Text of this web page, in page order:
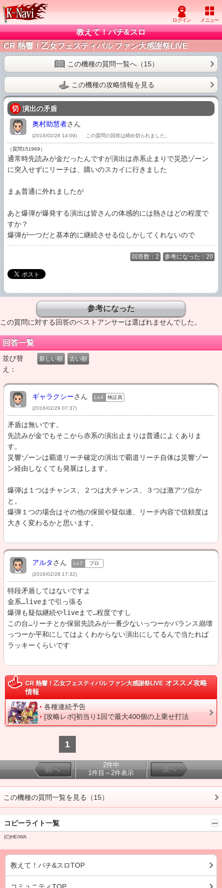
教えて！パチ&スロ
CR 熱響！乙女フェスティバル ファン大感謝祭LIVE
この機種の質問一覧へ（15）
この機種の攻略情報を見る
切 演出の矛盾
奥村助慧者さん
(2016/02/28 14:09) この質問の回答は締め切られました。
（質問151969）
通常時先読みが金だったんですが演出は赤系止まりで災恐ゾーン
に突入せずにリーチは、購いのスカイに行きました
まぁ普通に外れましたが
あと爆弾が爆発する演出は皆さんの体感的には熱さはどの程度で
すか？
爆弾が一つだと基本的に継続させる位しかしてくれないので
回答数：2 参考になった：20
この質問に対する回答のベストアンサーは選ばれませんでした。
回答一覧
並び替
え：
新しい順 古い順
ギャラクシーさん Lv.4
検証員
(2016/02/29 07:37)
矛盾は無いです。
先読みが金でもそこから赤系の演出止まりは普通によくありま
す。
災響ゾーンは覇道リーチ確定の演出で覇道リーチ自体は災響ゾー
ン経由しなくても発展はします。
爆弾は１つはチャンス、２つは大チャンス、３つは激アツ位か
と。
爆弾１つの場合はその他の保留や疑似連、リーチ内容で信頼度は
大きく変わるかと思います。
アルタさん Lv.7
プロ
(2016/02/28 17:32)
特段矛盾してはないですよ
金系…liveまで引っ張る
爆弾も疑似継続やliveまで…程度ですし
この台…リーチとか保留先読みが一番少ないっつーかバランス崩壊
っつーか平和にしてはよくわからない演出にしてるんで当たれば
ラッキーくらいです
CR 熱響！乙女フェスティバル ファン大感謝祭LIVE オススメ攻略
情報
各種連続予告
[攻略レポ]初当り1回で最大400個の上乗せ打法
1
前へ
2件中
1件目～2件表示
次へ
この機種の質問一覧を見る（15）
コピーライト一覧
(C)HEIWA
教えて！パチ&スロTOP